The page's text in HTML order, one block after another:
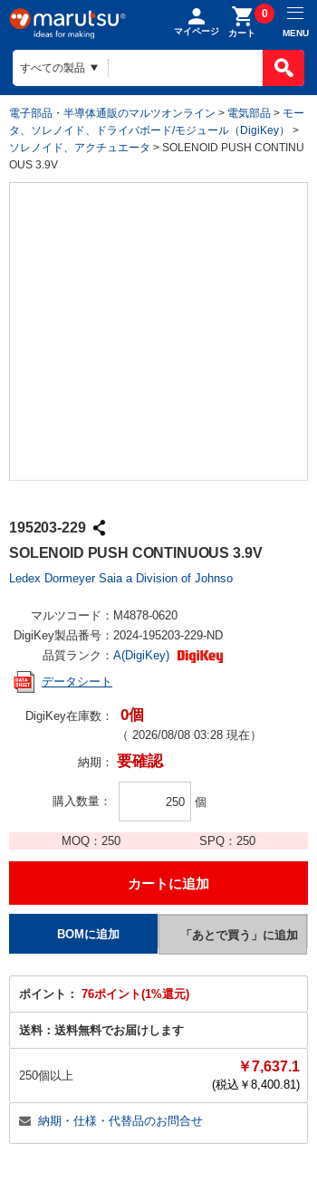
マイページ カート
0
MENU
電子部品・半導体通販のマルツオンライン > 電気部品 > モー
タ、ソレノイド、ドライバボード/モジュール（DigiKey）
>
ソレノイド、アクチュエータ > SOLENOID PUSH CONTINU
OUS 3.9V
195203-229
SOLENOID PUSH CONTINUOUS 3.9V
Ledex Dormeyer Saia a Division of Johnso
マルツコード： M4878-0620
DigiKey製品番号： 2024-195203-229-ND
品質ランク： A(DigiKey)
データシート
DigiKey在庫数： 0個
（ 2026/08/08 03:28 現在）
納期： 要確認
購入数量 個
MOQ：250 SPQ： 250
ポイント： 76ポイント(1%還元)
送料： 送料無料でお届けします
250個以上
￥7,637.1
(税込￥ 8,400.81)
納期・仕様・代替品のお問合せ